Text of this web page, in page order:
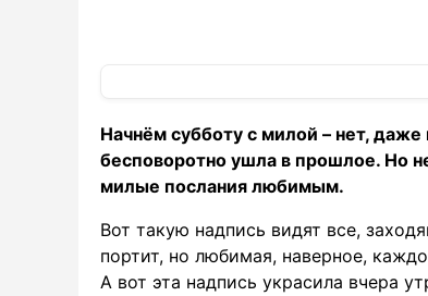
Начнём субботу с милой – нет,
бесповоротно ушла в прошлое. Но
милые послания любимым.
Вот такую надпись видят все,
портит, но любимая, наверное,
А вот эта надпись украсила вчера